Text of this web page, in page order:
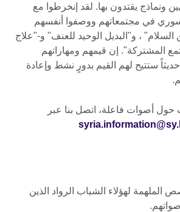
ونماذج يقتدون بها. لقد إنخرطوا مع
السوري في مجتمعاتهم ووصفوا أنفسهم
، و"البديل الوحيد للعنف" و-"علاج
المشتركة". إن قيمهم ومهاراتهم
ستتيح لهم القيم بدورٍ نشط وإعادة
حول أصوات فاعلة، اتصل بنا عبر
الملهمة لهؤلاء الشباب الرواد الذين